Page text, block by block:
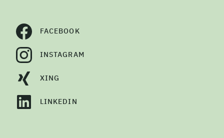
FACEBOOK
INSTAGRAM
XING
LINKEDIN